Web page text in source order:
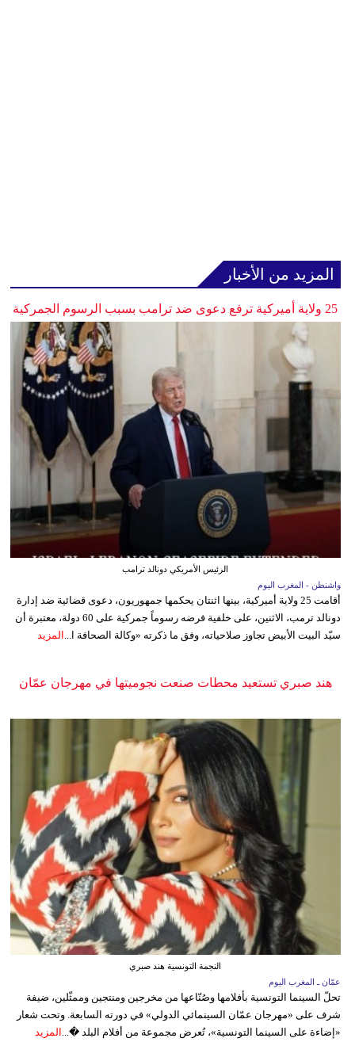
المزيد من الأخبار
25 ولاية أميركية ترفع دعوى ضد ترامب بسبب الرسوم الجمركية
الرئيس الأمريكي دونالد ترامب
واشنطن - المغرب اليوم
أقامت 25 ولاية أميركية، بينها اثنتان يحكمها جمهوريون، دعوى قضائية ضد إدارة
دونالد ترمب، الاثنين، على خلفية فرضه رسوماً جمركية على 60 دولة، معتبرة أن
سيّد البيت الأبيض تجاوز صلاحياته، وفق ما ذكرته «وكالة الصحافة ا... المزيد
هند صبري تستعيد محطات صنعت نجوميتها في مهرجان عمّان
النجمة التونسية هند صبري
عمّان ـ المغرب اليوم
تحلّ السينما التونسية بأفلامها وصُنّاعها من مخرجين ومنتجين وممثّلين، ضيفة
شرف على «مهرجان عمّان السينمائي الدولي» في دورته السابعة. وتحت شعار
«إضاءة على السينما التونسية»، تُعرض مجموعة من أفلام البلد �...
المزيد